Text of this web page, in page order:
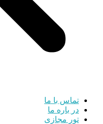
تماس با ما
در باره ما
تور مجازی